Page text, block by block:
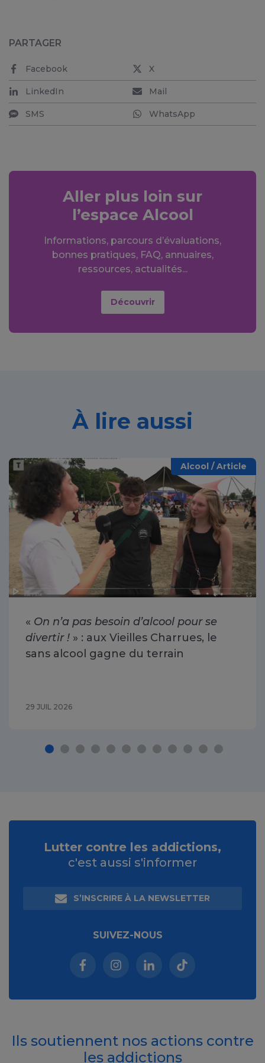
PARTAGER
Facebook X
LinkedIn Mail
SMS WhatsApp
Aller plus loin sur
l’espace Alcool
Informations, parcours d’évaluations,
bonnes pratiques, FAQ, annuaires,
ressources, actualités...
Découvrir
À lire aussi
Alcool / Article
« On n’a pas besoin d’alcool pour se
divertir ! » : aux Vieilles Charrues, le
sans alcool gagne du terrain
29 JUIL 2026
Lutter contre les addictions,
c'est aussi s'informer
S’INSCRIRE À LA NEWSLETTER
SUIVEZ-NOUS
Facebook (nouvelle fenêtre)
Instagram (nouvelle fenêtre)
Linkedin (nouvelle
Tiktok (nouvelle
Ils soutiennent nos actions contre
les addictions